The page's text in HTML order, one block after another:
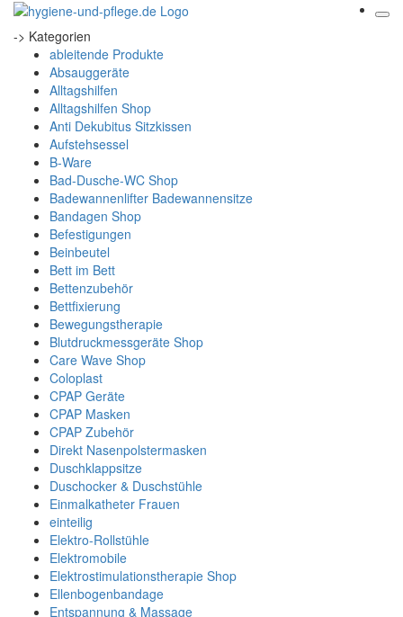
-> Kategorien
ableitende Produkte
Absauggeräte
Alltagshilfen
Alltagshilfen Shop
Anti Dekubitus Sitzkissen
Aufstehsessel
B-Ware
Bad-Dusche-WC Shop
Badewannenlifter Badewannensitze
Bandagen Shop
Befestigungen
Beinbeutel
Bett im Bett
Bettenzubehör
Bettfixierung
Bewegungstherapie
Blutdruckmessgeräte Shop
Care Wave Shop
Coloplast
CPAP Geräte
CPAP Masken
CPAP Zubehör
Direkt Nasenpolstermasken
Duschklappsitze
Duschocker & Duschstühle
Einmalkatheter Frauen
einteilig
Elektro-Rollstühle
Elektromobile
Elektrostimulationstherapie Shop
Ellenbogenbandage
Entspannung & Massage